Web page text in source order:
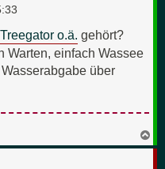
o.ä. gehört?
Warten, einfach Wassee
über
a